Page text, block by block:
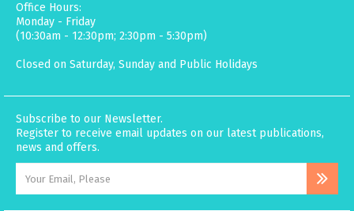
Office Hours:
Monday - Friday
(10:30am - 12:30pm; 2:30pm - 5:30pm)
Closed on Saturday, Sunday and Public Holidays
Subscribe to our Newsletter.
Register to receive email updates on our latest publications,
news and offers.